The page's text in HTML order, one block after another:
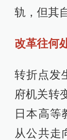
轨，但其
改革往何
转折点发
府机关转
日本高等
从公共走